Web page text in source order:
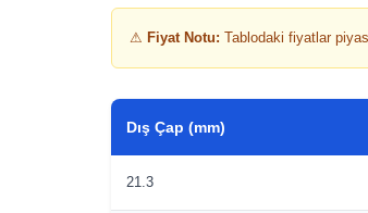
⚠ Fiyat Notu: Tablodaki fiyatlar
Dış Çap (mm)
21.3